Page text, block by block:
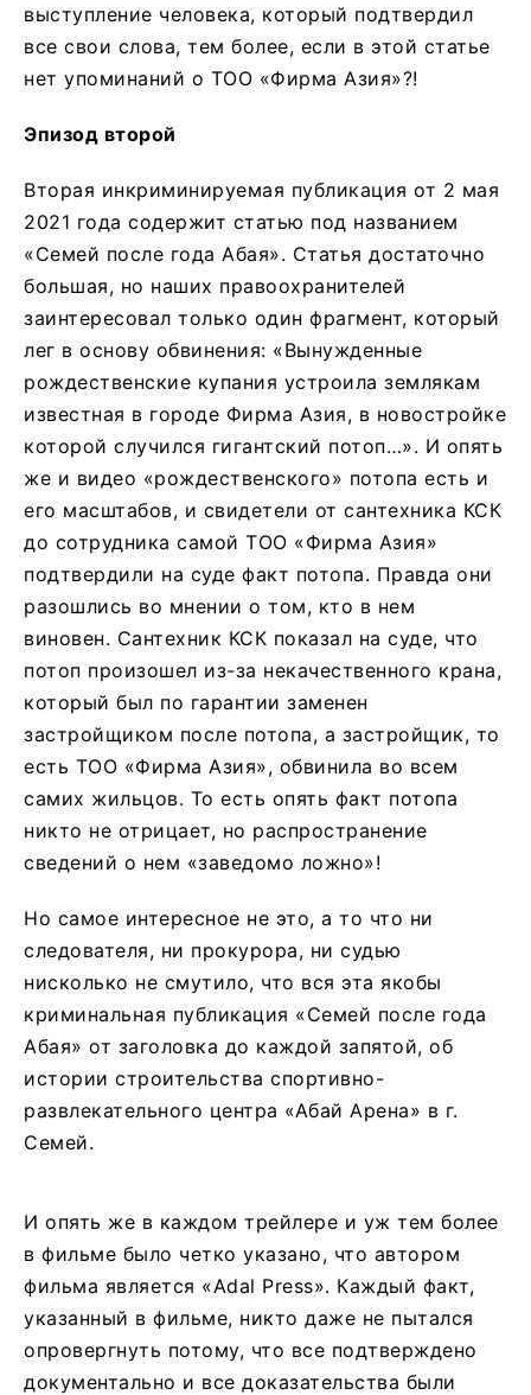
выступление человека, который подтвердил
все свои слова, тем более, если в этой статье
нет упоминаний о ТОО «Фирма Азия»?!
Эпизод второй
Вторая инкриминируемая публикация от 2 мая
2021 года содержит статью под названием
«Семей после года Абая». Статья достаточно
большая, но наших правоохранителей
заинтересовал только один фрагмент, который
лег в основу обвинения: «Вынужденные
рождественские купания устроила землякам
известная в городе Фирма Азия, в новостройке
которой случился гигантский потоп…». И опять
же и видео «рождественского» потопа есть и
его масштабов, и свидетели от сантехника КСК
до сотрудника самой ТОО «Фирма Азия»
подтвердили на суде факт потопа. Правда они
разошлись во мнении о том, кто в нем
виновен. Сантехник КСК показал на суде, что
потоп произошел из-за некачественного крана,
который был по гарантии заменен
застройщиком после потопа, а застройщик, то
есть ТОО «Фирма Азия», обвинила во всем
самих жильцов. То есть опять факт потопа
никто не отрицает, но распространение
сведений о нем «заведомо ложно»!
Но самое интересное не это, а то что ни
следователя, ни прокурора, ни судью
нисколько не смутило, что вся эта якобы
криминальная публикация «Семей после года
Абая» от заголовка до каждой запятой, об
истории строительства спортивно-
развлекательного центра «Абай Арена» в г.
Семей.
И опять же в каждом трейлере и уж тем более
в фильме было четко указано, что автором
фильма является «Adal Press». Каждый факт,
указанный в фильме, никто даже не пытался
опровергнуть потому, что все подтверждено
документально и все доказательства были